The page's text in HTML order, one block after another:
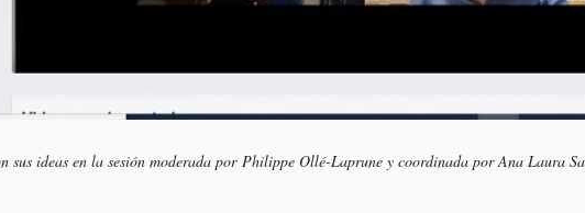
sus ideas en la sesión moderada por Philippe Ollé-Laprune y coordinada por Ana Laura